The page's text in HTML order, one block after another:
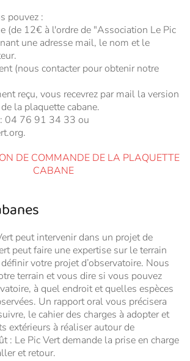
pouvez :
(de 12€ à l'ordre de "Association Le Pic
une adresse mail, le nom et le
(nous contacter pour obtenir notre
reçu, vous recevrez par mail la version
la plaquette cabane.
04 76 91 34 33 ou
DE COMMANDE DE LA PLAQUETTE
CABANE
peut intervenir dans un projet de
peut faire une expertise sur le terrain
votre projet d’observatoire. Nous
terrain et vous dire si vous pouvez
à quel endroit et quelles espèces
Un rapport oral vous précisera
le cahier des charges à adopter et
extérieurs à réaliser autour de
: Le Pic Vert demande la prise en charge
et retour.